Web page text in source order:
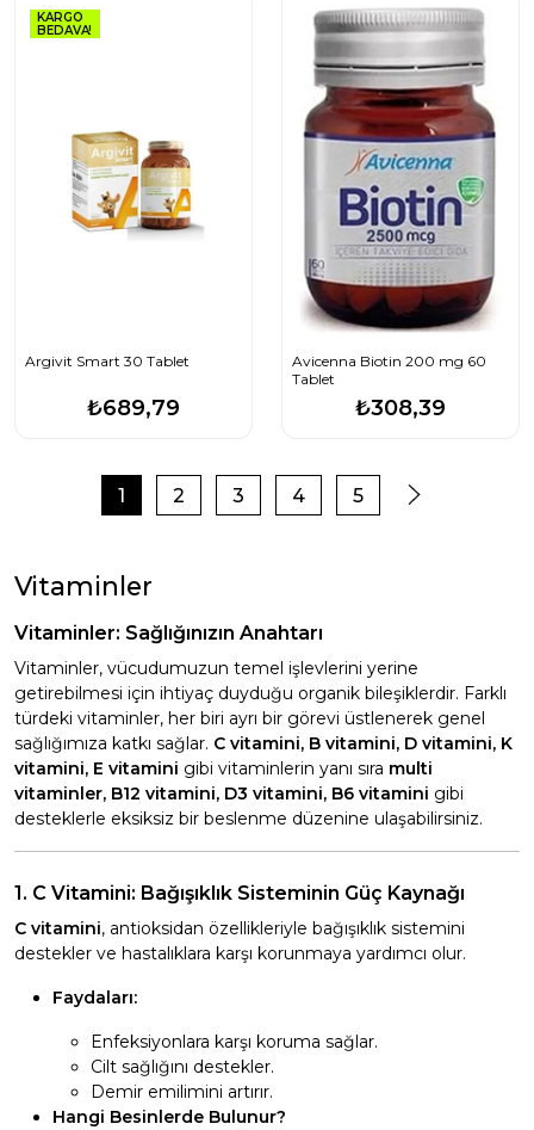
KARGO
BEDAVA!
Argivit Smart 30 Tablet
₺689,79
Avicenna Biotin 200 mg 60
Tablet
₺308,39
1 2 3 4 5
Vitaminler
Vitaminler: Sağlığınızın Anahtarı
Vitaminler, vücudumuzun temel işlevlerini yerine
getirebilmesi için ihtiyaç duyduğu organik bileşiklerdir. Farklı
türdeki vitaminler, her biri ayrı bir görevi üstlenerek genel
sağlığımıza katkı sağlar. C vitamini, B vitamini, D vitamini, K
vitamini, E vitamini gibi vitaminlerin yanı sıra multi
vitaminler, B12 vitamini, D3 vitamini, B6 vitamini gibi
desteklerle eksiksiz bir beslenme düzenine ulaşabilirsiniz.
1. C Vitamini: Bağışıklık Sisteminin Güç Kaynağı
C vitamini, antioksidan özellikleriyle bağışıklık sistemini
destekler ve hastalıklara karşı korunmaya yardımcı olur.
Faydaları:
Enfeksiyonlara karşı koruma sağlar.
Cilt sağlığını destekler.
Demir emilimini artırır.
Hangi Besinlerde Bulunur?